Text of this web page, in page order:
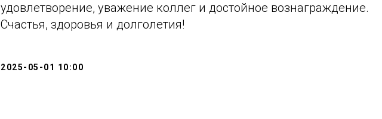
удовлетворение, уважение коллег и достойное вознаграждение.
Счастья, здоровья и долголетия!
2025-05-01 10:00